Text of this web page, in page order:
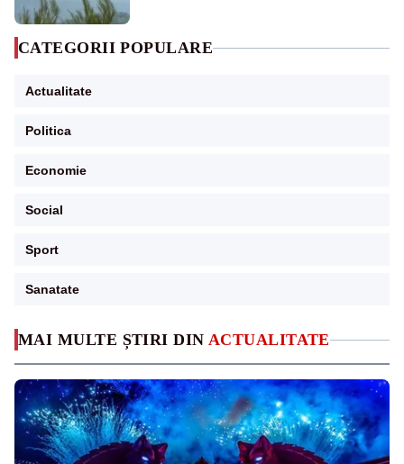
MAI MULTE ȘTIRI DIN ACTUALITATE
CATEGORII POPULARE
Actualitate
Politica
Economie
Social
Sport
Sanatate